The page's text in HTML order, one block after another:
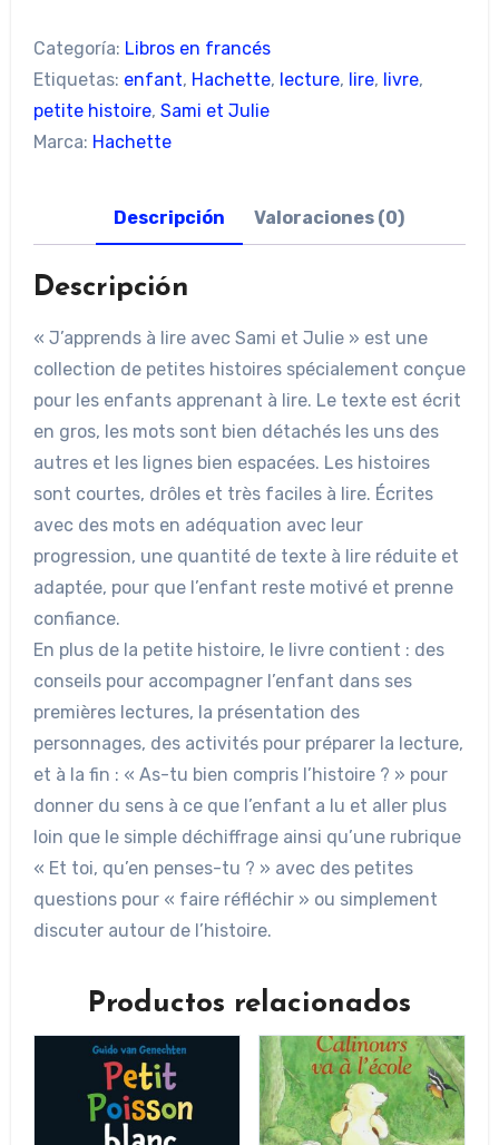
Categoría: Libros en francés
Etiquetas: enfant, Hachette, lecture, lire, livre,
petite histoire, Sami et Julie
Marca: Hachette
Descripción Valoraciones (0)
Descripción
« J’apprends à lire avec Sami et Julie » est une
collection de petites histoires spécialement conçue
pour les enfants apprenant à lire. Le texte est écrit
en gros, les mots sont bien détachés les uns des
autres et les lignes bien espacées. Les histoires
sont courtes, drôles et très faciles à lire. Écrites
avec des mots en adéquation avec leur
progression, une quantité de texte à lire réduite et
adaptée, pour que l’enfant reste motivé et prenne
confiance.
En plus de la petite histoire, le livre contient : des
conseils pour accompagner l’enfant dans ses
premières lectures, la présentation des
personnages, des activités pour préparer la lecture,
et à la fin : « As-tu bien compris l’histoire ? » pour
donner du sens à ce que l’enfant a lu et aller plus
loin que le simple déchiffrage ainsi qu’une rubrique
« Et toi, qu’en penses-tu ? » avec des petites
questions pour « faire réfléchir » ou simplement
discuter autour de l’histoire.
Productos relacionados